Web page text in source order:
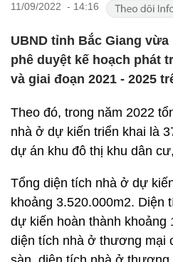
11/09/2022 - 14:16
UBND tỉnh Bắc Giang
phê duyệt kế hoạch phát
và giai đoạn 2021 - 2025
Theo đó, trong năm 2022
nhà ở dự kiến triển khai là
dự án khu đô thị khu dân
Tổng diện tích nhà ở dự
khoảng 3.520.000m2. Diện
dự kiến hoàn thành khoảng
diện tích nhà ở thương mại